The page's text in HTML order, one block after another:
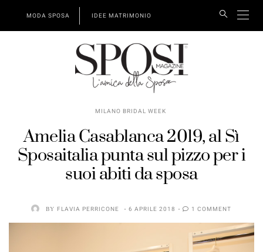
MODA SPOSA IDEE MATRIMONIO
MILANO BRIDAL WEEK
Amelia Casablanca 2019, al Sì
Sposaitalia punta sul pizzo per i
suoi abiti da sposa
BY FLAVIA PERRICONE 6 APRILE 2018 1 COMMENT